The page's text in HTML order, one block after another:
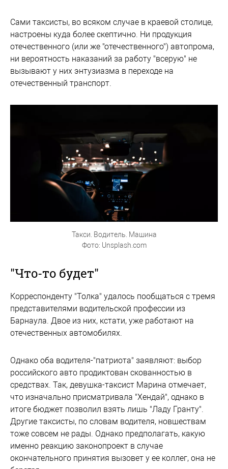
Сами таксисты, во всяком случае в краевой столице,
настроены куда более скептично. Ни продукция
отечественного (или же "отечественного") автопрома,
ни вероятность наказаний за работу "всерую" не
вызывают у них энтузиазма в переходе на
отечественный транспорт.
Такси. Водитель. Машина
Фото: Unsplash.com
"Что-то будет"
Корреспонденту "Толка" удалось пообщаться с тремя
представителями водительской профессии из
Барнаула. Двое из них, кстати, уже работают на
отечественных автомобилях.
Однако оба водителя-"патриота" заявляют: выбор
российского авто продиктован скованностью в
средствах. Так, девушка-таксист Марина отмечает,
что изначально присматривала "Хендай", однако в
итоге бюджет позволил взять лишь "Ладу Гранту".
Другие таксисты, по словам водителя, новшествам
тоже совсем не рады. Однако предполагать, какую
именно реакцию законопроект в случае
окончательного принятия вызовет у ее коллег, она не